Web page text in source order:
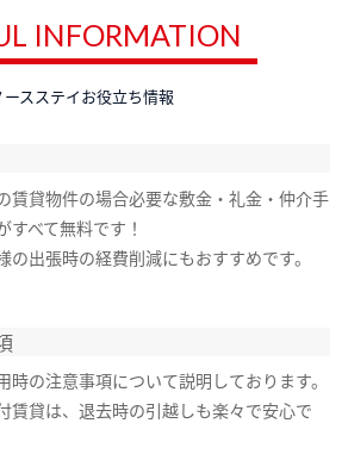
INFORMATION
ースステイお役立ち情報
賃貸物件の場合必要な敷金・礼金・仲介手
すべて無料です！
の出張時の経費削減にもおすすめです。
時の注意事項について説明しております。
賃貸は、退去時の引越しも楽々で安心で